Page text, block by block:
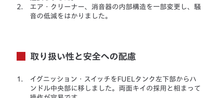
2.
エア・クリーナー、消音器の内部構造を一部変更し、騒
音の低減をはかりました。
取り扱い性と安全への配慮
1.
イグニッション・スイッチをFUELタンク左下部からハ
ンドル中央部に移しました。両面キイの採用と相まって